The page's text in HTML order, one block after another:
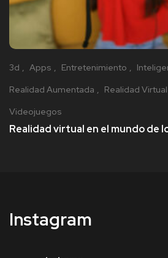
3d Apps Entretenimiento
Realidad Aumentada
Realidad Virtual
Videojuegos
Realidad virtual en el mundo de
Instagram